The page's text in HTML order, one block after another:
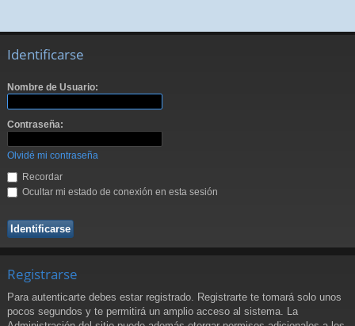
Identificarse
Nombre de Usuario:
Contraseña:
Olvidé mi contraseña
Recordar
Ocultar mi estado de conexión en esta sesión
Registrarse
Para autenticarte debes estar registrado. Registrarte te tomará solo unos
pocos segundos y te permitirá un amplio acceso al sistema. La